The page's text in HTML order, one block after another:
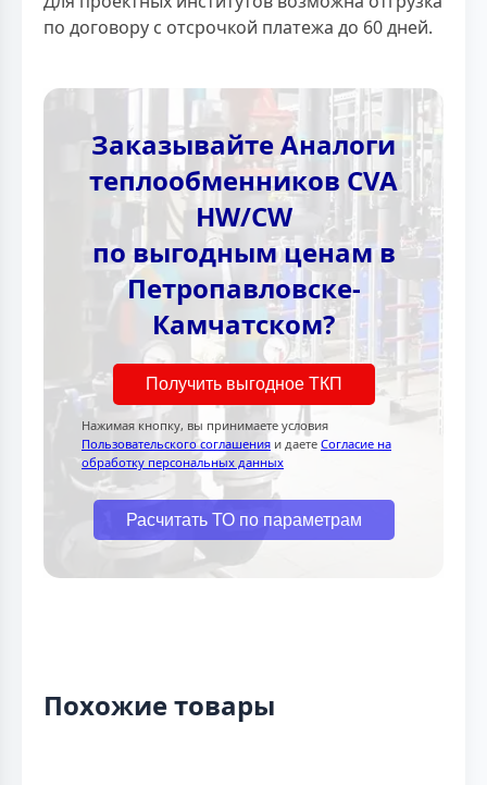
по договору с отсрочкой платежа до 60 дней.
Заказывайте Аналоги
теплообменников CVA
HW/CW
по выгодным ценам в
Петропавловске-
Камчатском?
Получить выгодное ТКП
Нажимая кнопку, вы принимаете условия
Пользовательского соглашения и даете Согласие на
обработку персональных данных
Расчитать ТО по параметрам
Похожие товары